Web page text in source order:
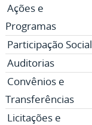
Ações e
Programas
Participação Social
Auditorias
Convênios e
Transferências
Licitações e